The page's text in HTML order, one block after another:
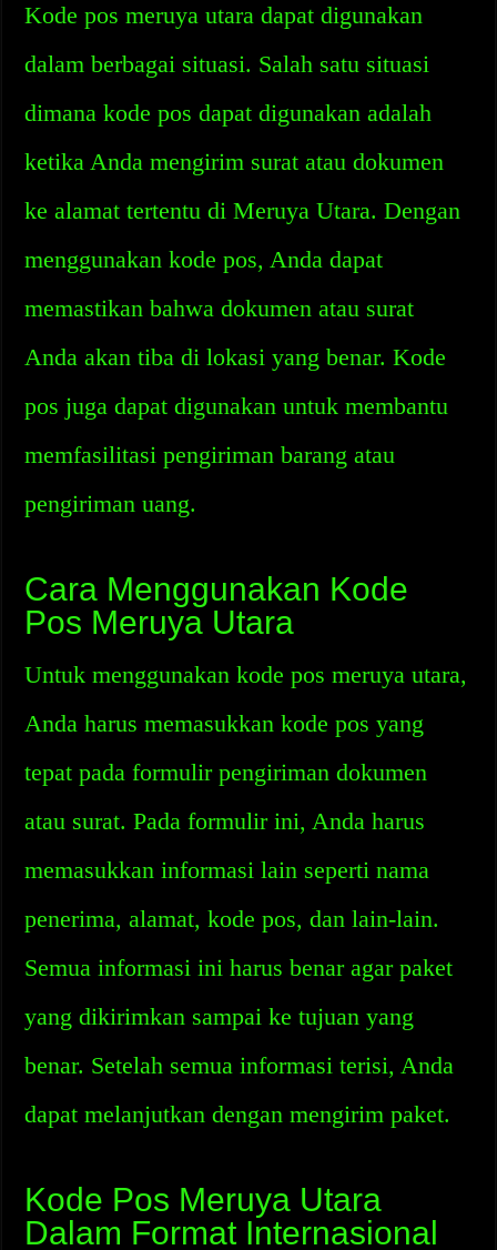
Kode pos meruya utara dapat digunakan
dalam berbagai situasi. Salah satu situasi
dimana kode pos dapat digunakan adalah
ketika Anda mengirim surat atau dokumen
ke alamat tertentu di Meruya Utara. Dengan
menggunakan kode pos, Anda dapat
memastikan bahwa dokumen atau surat
Anda akan tiba di lokasi yang benar. Kode
pos juga dapat digunakan untuk membantu
memfasilitasi pengiriman barang atau
pengiriman uang.
Cara Menggunakan Kode
Pos Meruya Utara
Untuk menggunakan kode pos meruya utara,
Anda harus memasukkan kode pos yang
tepat pada formulir pengiriman dokumen
atau surat. Pada formulir ini, Anda harus
memasukkan informasi lain seperti nama
penerima, alamat, kode pos, dan lain-lain.
Semua informasi ini harus benar agar paket
yang dikirimkan sampai ke tujuan yang
benar. Setelah semua informasi terisi, Anda
dapat melanjutkan dengan mengirim paket.
Kode Pos Meruya Utara
Dalam Format Internasional